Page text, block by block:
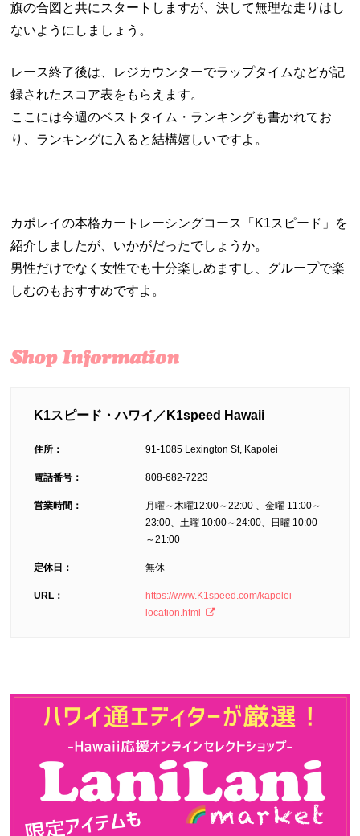
旗の合図と共にスタートしますが、決して無理な走りはし
ないようにしましょう。
レース終了後は、レジカウンターでラップタイムなどが記
録されたスコア表をもらえます。
ここには今週のベストタイム・ランキングも書かれてお
り、ランキングに入ると結構嬉しいですよ。
カポレイの本格カートレーシングコース「K1スピード」を
紹介しましたが、いかがだったでしょうか。
男性だけでなく女性でも十分楽しめますし、グループで楽
しむのもおすすめですよ。
K1スピード・ハワイ／K1speed Hawaii
住所： 91-1085 Lexington St, Kapolei
電話番号： 808-682-7223
営業時間：
月曜～木曜12:00～22:00 、金曜 11:00～
23:00、土曜 10:00～24:00、日曜 10:00
～21:00
定休日： 無休
URL：
https://www.K1speed.com/kapolei-
location.html